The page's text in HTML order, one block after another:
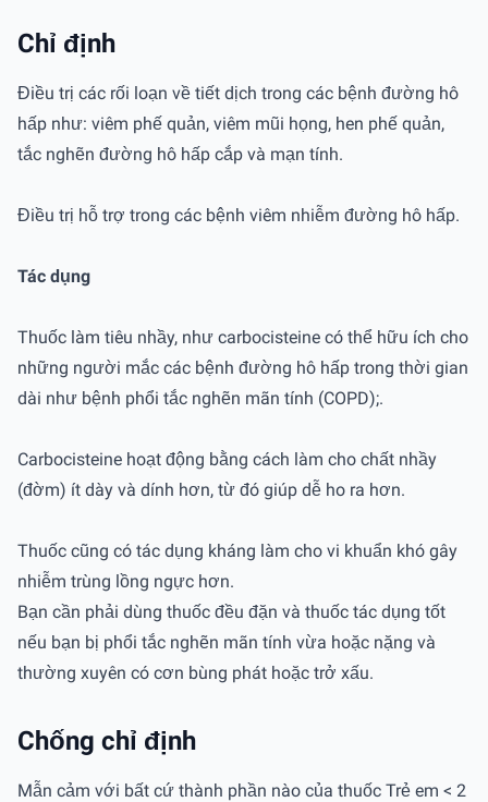
Chỉ định
Điều trị các rối loạn về tiết dịch trong các bệnh đường hô
hấp như: viêm phế quản, viêm mũi họng, hen phế quản,
tắc nghẽn đường hô hấp cắp và mạn tính.
Điều trị hỗ trợ trong các bệnh viêm nhiễm đường hô hấp.
Tác dụng
Thuốc làm tiêu nhầy, như carbocisteine có thể hữu ích cho
những người mắc các bệnh đường hô hấp trong thời gian
dài như bệnh phổi tắc nghẽn mãn tính (COPD);.
Carbocisteine hoạt động bằng cách làm cho chất nhầy
(đờm) ít dày và dính hơn, từ đó giúp dễ ho ra hơn.
Thuốc cũng có tác dụng kháng làm cho vi khuẩn khó gây
nhiễm trùng lồng ngực hơn.
Bạn cần phải dùng thuốc đều đặn và thuốc tác dụng tốt
nếu bạn bị phổi tắc nghẽn mãn tính vừa hoặc nặng và
thường xuyên có cơn bùng phát hoặc trở xấu.
Chống chỉ định
Mẫn cảm với bất cứ thành phần nào của thuốc Trẻ em < 2